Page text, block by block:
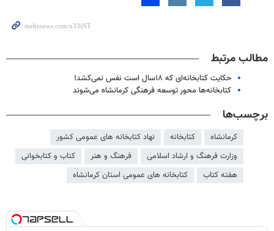
مطالب مرتبط
حکایت کتابخانه‌ای که ۱۸سال است نفس نمی‌کشد!
کتابخانه‌ها محور توسعه فرهنگی کرمانشاه می‌شوند
برچسب‌ها
کرمانشاه کتابخانه
نهاد کتابخانه های عمومی کشور
وزارت فرهنگ و ارشاد اسلامی
فرهنگ و هنر
کتاب و کتابخوانی
هفته کتاب
کتابخانه های عمومی استان کرمانشاه